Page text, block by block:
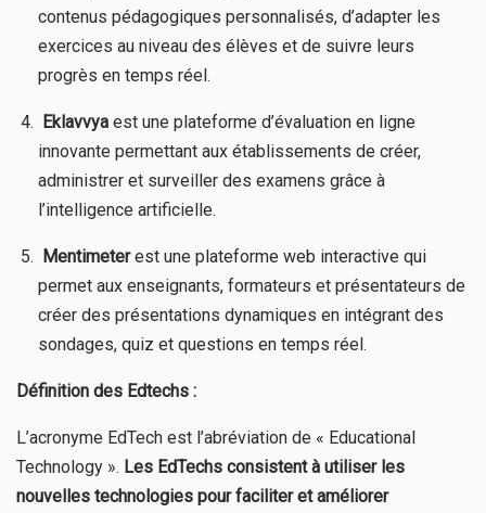
contenus pédagogiques personnalisés, d’adapter les
exercices au niveau des élèves et de suivre leurs
progrès en temps réel.
Eklavvya est une plateforme d’évaluation en ligne
innovante permettant aux établissements de créer,
administrer et surveiller des examens grâce à
l’intelligence artificielle.
Mentimeterest une plateforme web interactive qui
permet aux enseignants, formateurs et présentateurs de
créer des présentations dynamiques en intégrant des
sondages, quiz et questions en temps réel.
Définition des Edtechs :
L’acronyme EdTech est l’abréviation de « Educational
Technology ». Les EdTechs consistent à utiliser les
nouvelles technologies pour faciliter et améliorer